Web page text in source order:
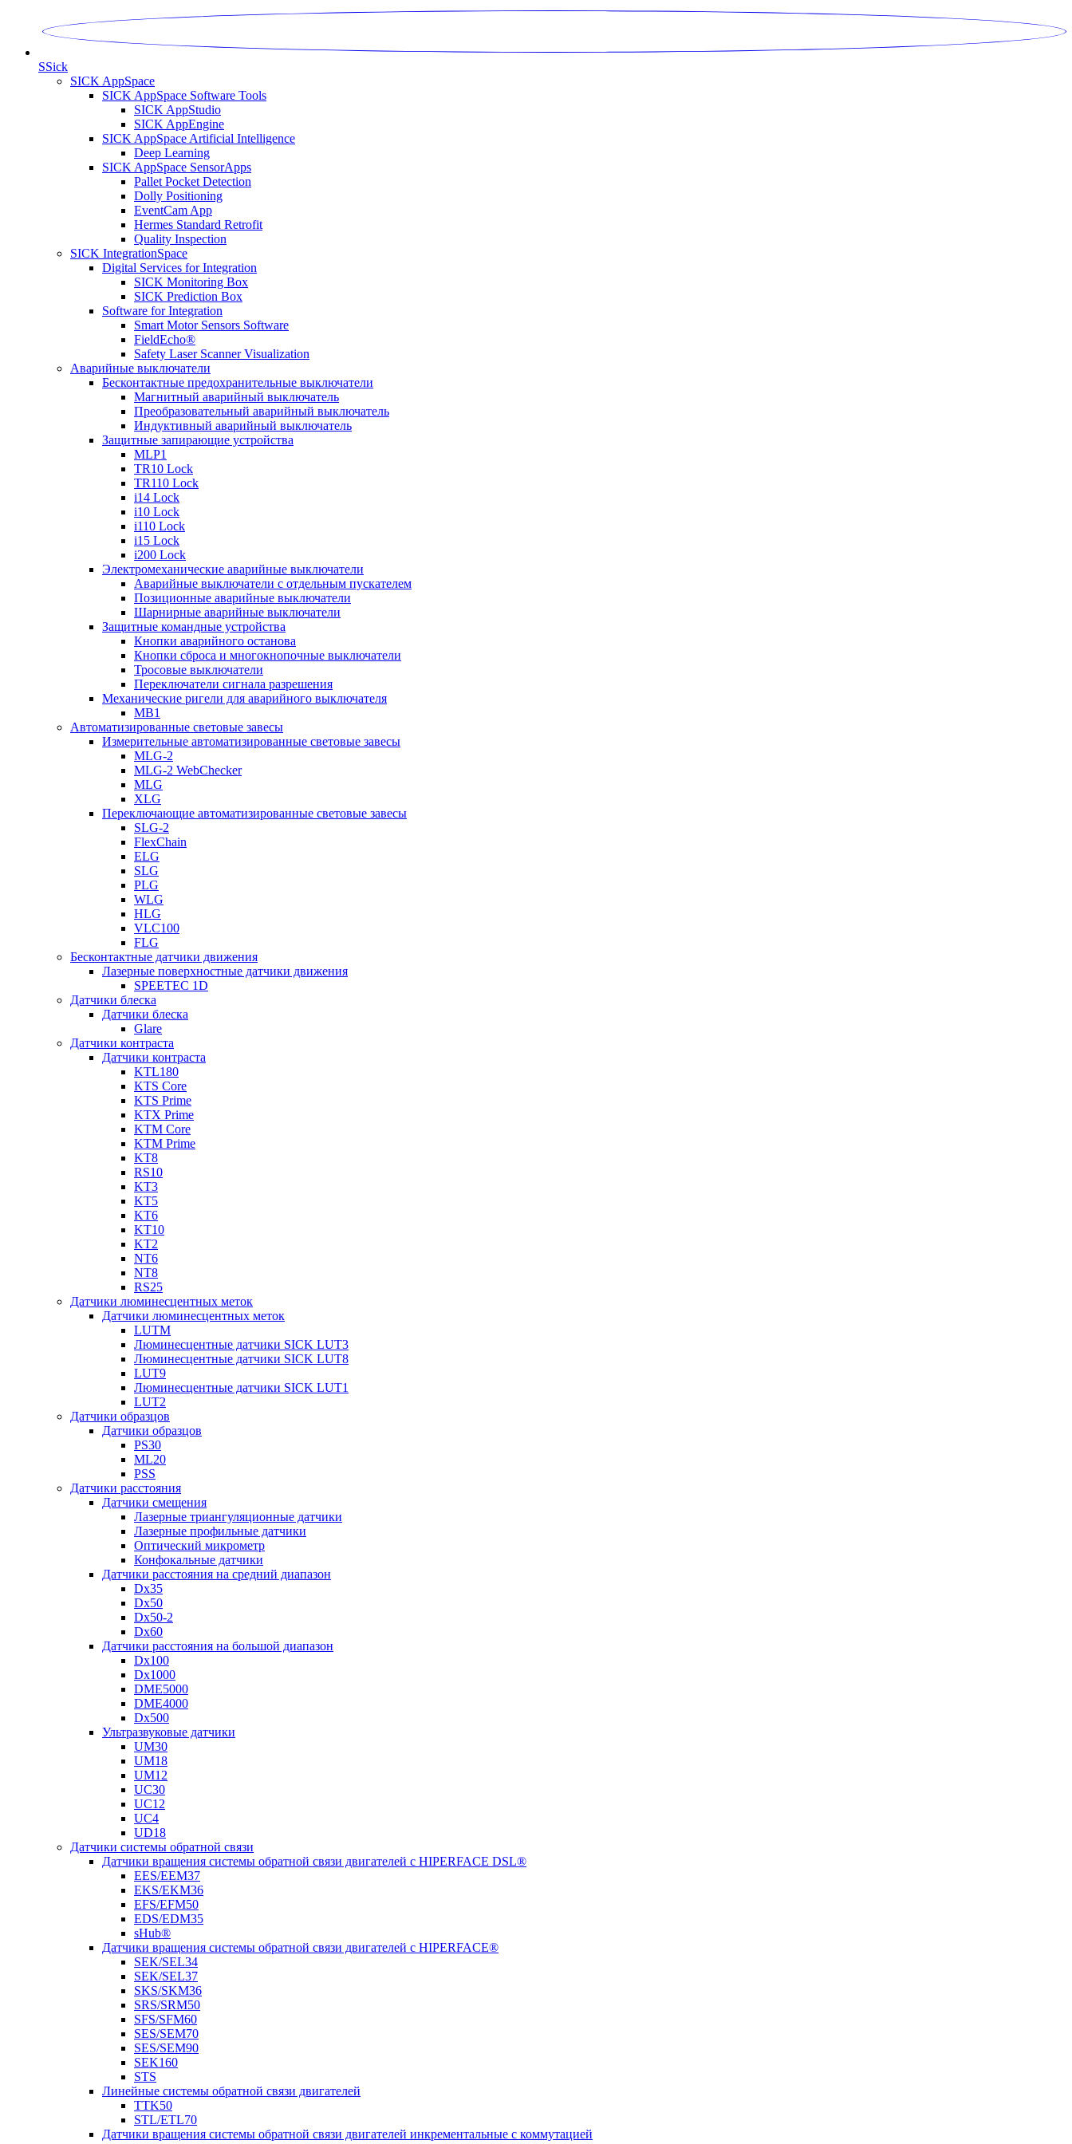
SSick
SICK AppSpace
SICK AppSpace Software Tools
SICK AppStudio
SICK AppEngine
SICK AppSpace Artificial Intelligence
Deep Learning
SICK AppSpace SensorApps
Pallet Pocket Detection
Dolly Positioning
EventCam App
Hermes Standard Retrofit
Quality Inspection
SICK IntegrationSpace
Digital Services for Integration
SICK Monitoring Box
SICK Prediction Box
Software for Integration
Smart Motor Sensors Software
FieldEcho®
Safety Laser Scanner Visualization
Аварийные выключатели
Бесконтактные предохранительные выключатели
Магнитный аварийный выключатель
Преобразовательный аварийный выключатель
Индуктивный аварийный выключатель
Защитные запирающие устройства
MLP1
TR10 Lock
TR110 Lock
i14 Lock
i10 Lock
i110 Lock
i15 Lock
i200 Lock
Электромеханические аварийные выключатели
Аварийные выключатели с отдельным пускателем
Позиционные аварийные выключатели
Шарнирные аварийные выключатели
Защитные командные устройства
Кнопки аварийного останова
Кнопки сброса и многокнопочные выключатели
Тросовые выключатели
Переключатели сигнала разрешения
Механические ригели для аварийного выключателя
MB1
Автоматизированные световые завесы
Измерительные автоматизированные световые завесы
MLG-2
MLG-2 WebChecker
MLG
XLG
Переключающие автоматизированные световые завесы
SLG-2
FlexChain
ELG
SLG
PLG
WLG
HLG
VLC100
FLG
Бесконтактные датчики движения
Лазерные поверхностные датчики движения
SPEETEC 1D
Датчики блеска
Датчики блеска
Glare
Датчики контраста
Датчики контраста
KTL180
KTS Core
KTS Prime
KTX Prime
KTM Core
KTM Prime
KT8
RS10
KT3
KT5
KT6
KT10
KT2
NT6
NT8
RS25
Датчики люминесцентных меток
Датчики люминесцентных меток
LUTM
Люминесцентные датчики SICK LUT3
Люминесцентные датчики SICK LUT8
LUT9
Люминесцентные датчики SICK LUT1
LUT2
Датчики образцов
Датчики образцов
PS30
ML20
PSS
Датчики расстояния
Датчики смещения
Лазерные триангуляционные датчики
Лазерные профильные датчики
Оптический микрометр
Конфокальные датчики
Датчики расстояния на средний диапазон
Dx35
Dx50
Dx50-2
Dx60
Датчики расстояния на большой диапазон
Dx100
Dx1000
DME5000
DME4000
Dx500
Ультразвуковые датчики
UM30
UM18
UM12
UC30
UC12
UC4
UD18
Датчики системы обратной связи
Датчики вращения системы обратной связи двигателей с HIPERFACE DSL®
EES/EEM37
EKS/EKM36
EFS/EFM50
EDS/EDM35
sHub®
Датчики вращения системы обратной связи двигателей с HIPERFACE®
SEK/SEL34
SEK/SEL37
SKS/SKM36
SRS/SRM50
SFS/SFM60
SES/SEM70
SES/SEM90
SEK160
STS
Линейные системы обратной связи двигателей
TTK50
STL/ETL70
Датчики вращения системы обратной связи двигателей инкрементальные с коммутацией